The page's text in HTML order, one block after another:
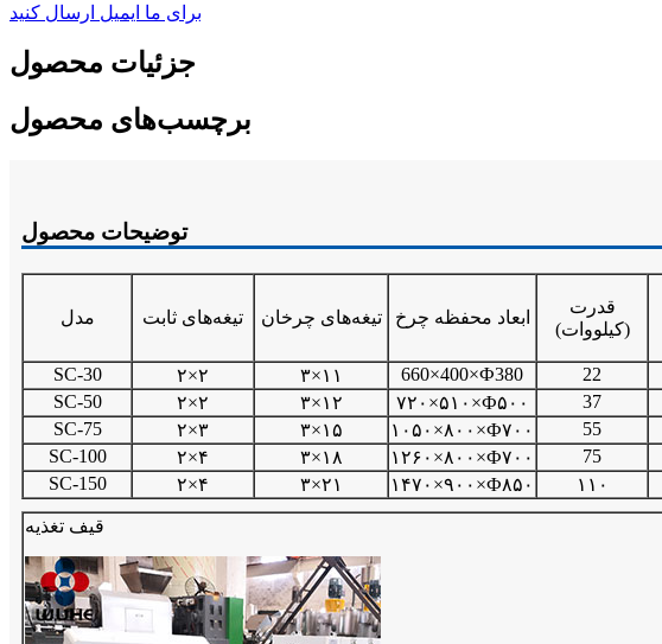
برای ما ایمیل ارسال کنید
جزئیات محصول
برچسب‌های محصول
توضیحات محصول
مدل تیغه‌های ثابت تیغه‌های چرخان ابعاد محفظه چرخ
قدرت
(کیلووات)
SC-30 ۲×۲ ۳×۱۱ 660×400×Ф380 22
SC-50
۲×۲ ۳×۱۲ ۷۲۰×۵۱۰×Ф۵۰۰ 37
SC-75
۲×۳ ۳×۱۵ ۱۰۵۰×۸۰۰×Ф۷۰۰ 55
SC-100
۲×۴ ۳×۱۸ ۱۲۶۰×۸۰۰×Ф۷۰۰ 75
SC-150
۲×۴ ۳×۲۱ ۱۴۷۰×۹۰۰×Ф۸۵۰ ۱۱۰
قیف تغذیه